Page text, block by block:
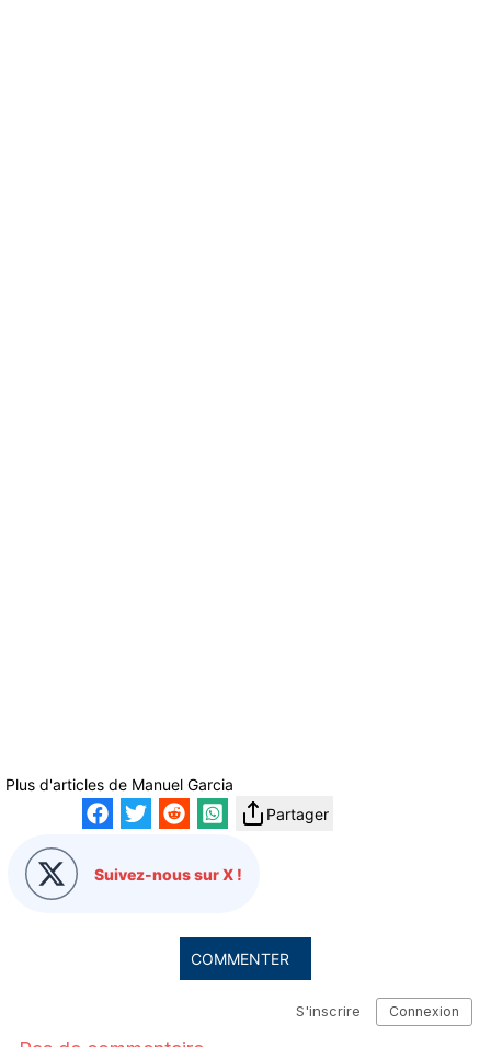
Plus d'articles de Manuel Garcia
Partager
Suivez-nous sur X !
COMMENTER